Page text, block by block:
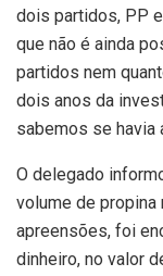
dois partidos, PP
que não é ainda
partidos nem
dois anos da
sabemos se havia
O delegado
volume de propina
apreensões, foi
dinheiro, no valor